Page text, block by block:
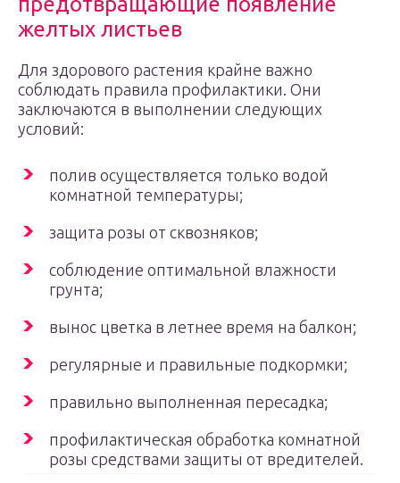
желтых листьев
Для здорового растения крайне важно
соблюдать правила профилактики. Они
заключаются в выполнении следующих
условий:
полив осуществляется только водой
комнатной температуры;
защита розы от сквозняков;
соблюдение оптимальной влажности
грунта;
вынос цветка в летнее время на балкон;
регулярные и правильные подкормки;
правильно выполненная пересадка;
профилактическая обработка комнатной
розы средствами защиты от вредителей.